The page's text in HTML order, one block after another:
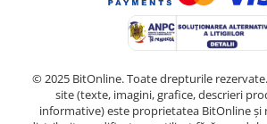
© 2025 BitOnline. Toate drepturile
site (texte, imagini, grafice, descrieri
informative) este proprietatea BitOnline și